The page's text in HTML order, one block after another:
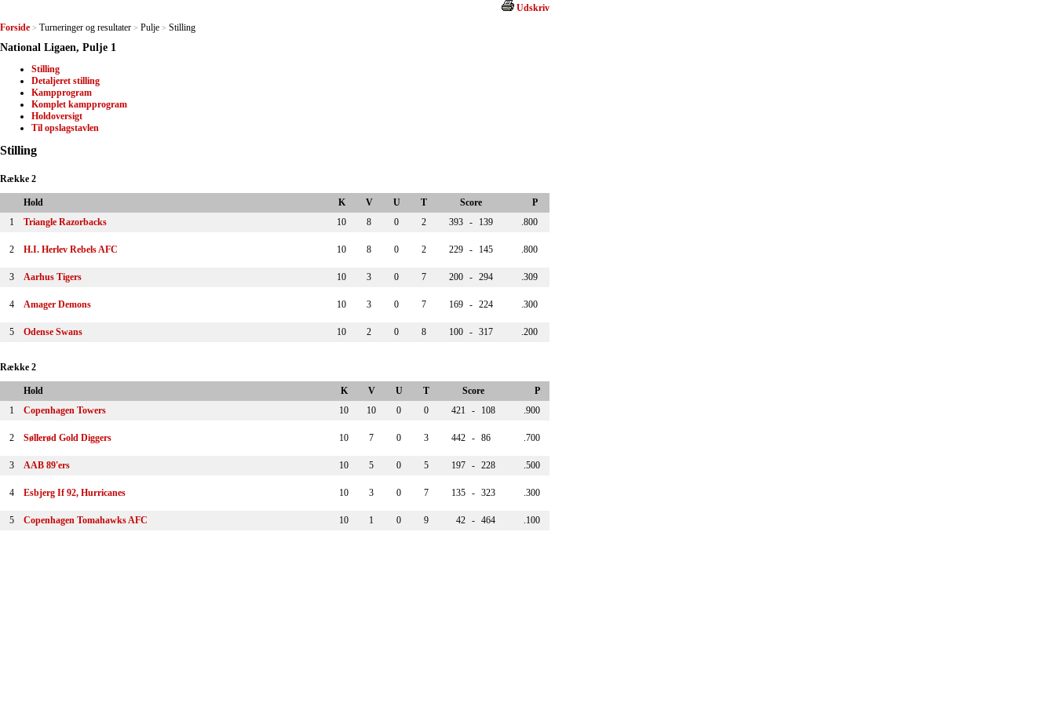
Udskriv
Forside > Turneringer og resultater > Pulje > Stilling
National Ligaen, Pulje 1
Stilling
Detaljeret stilling
Kampprogram
Komplet kampprogram
Holdoversigt
Til opslagstavlen
Stilling
Række 2
Hold K V U T Score
P
1
Triangle Razorbacks 10 8 0 2 393 - 139 .800
2 H.I. Herlev Rebels AFC 10 8 0 2 229 - 145 .800
3 Aarhus Tigers 10 3 0 7 200 - 294 .309
4 Amager Demons 10 3 0 7 169 - 224 .300
5 Odense Swans 10 2 0 8 100 - 317 .200
Række 2
Hold K V U T Score
P
1
Copenhagen Towers 10 10 0 0 421 - 108 .900
2 Søllerød Gold Diggers 10 7 0 3 442 - 86 .700
3 AAB 89'ers 10 5 0 5 197 - 228 .500
4 Esbjerg If 92, Hurricanes 10 3 0 7 135 - 323 .300
5 Copenhagen Tomahawks AFC 10 1 0 9 42 - 464 .100